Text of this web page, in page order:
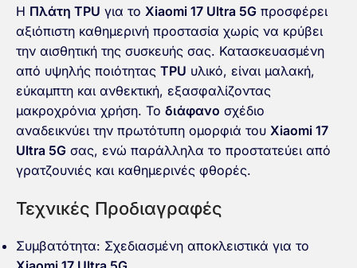
Η Πλάτη TPU για το Xiaomi 17 Ultra 5G προσφέρει
αξιόπιστη καθημερινή προστασία χωρίς να κρύβει
την αισθητική της συσκευής σας. Κατασκευασμένη
από υψηλής ποιότητας TPU υλικό, είναι μαλακή,
εύκαμπτη και ανθεκτική, εξασφαλίζοντας
μακροχρόνια χρήση. Το διάφανο σχέδιο
αναδεικνύει την πρωτότυπη ομορφιά του Xiaomi 17
Ultra 5G σας, ενώ παράλληλα το προστατεύει από
γρατζουνιές και καθημερινές φθορές.
Τεχνικές Προδιαγραφές
Συμβατότητα: Σχεδιασμένη αποκλειστικά για το